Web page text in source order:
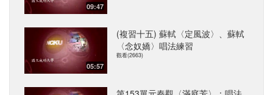
09:47
05:57
(複習十五) 蘇軾〈定風波〉、蘇軾
〈念奴嬌〉唱法練習
觀看(2663)